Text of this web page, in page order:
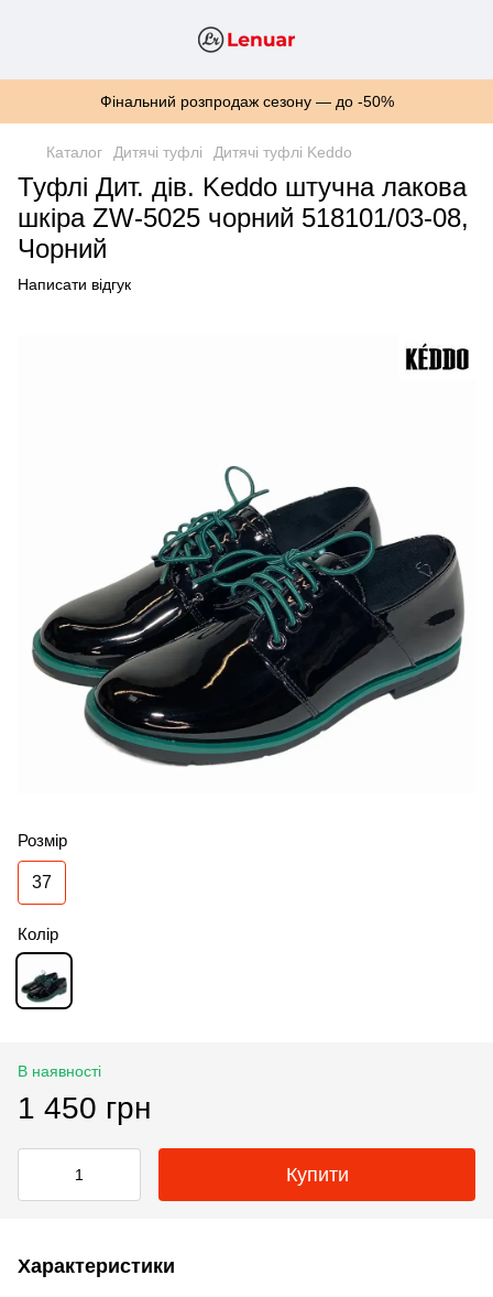
Фінальний розпродаж сезону — до -50%
Каталог Дитячі туфлі Дитячі туфлі Keddo
Туфлі Дит. дів. Keddo штучна лакова
шкіра ZW-5025 чорний 518101/03-08,
Чорний
Написати відгук
Розмір
37
Колір
В наявності
1 450 грн
Купити
Характеристики